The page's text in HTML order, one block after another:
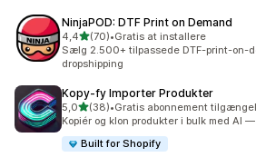
NinjaPOD: DTF Print on Demand
4,4ud af 5 stjerner
(70)
70 anmeldelser i alt
•Gratis at installere
Sælg 2.500+ tilpassede DTF-print-on-
dropshipping
Kopy‑fy Importer Produkter
5,0ud af 5 stjerner
(38)
38 anmeldelser i alt
•Gratis abonnement
Kopiér og klon produkter i bulk med AI
Built for Shopify